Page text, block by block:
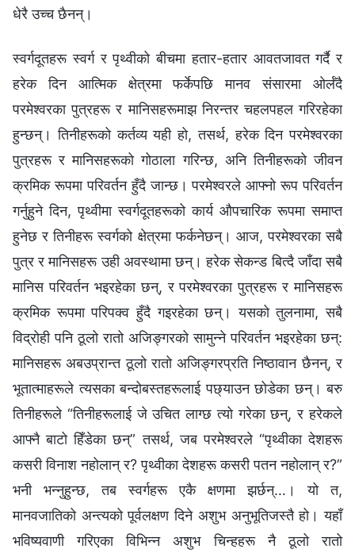
धेरै उच्‍च छैनन्।
स्वर्गदूतहरू स्वर्ग र पृथ्वीको बीचमा हतार-हतार आवतजावत गर्दै र
हरेक दिन आत्मिक क्षेत्रमा फर्केपछि मानव संसारमा ओर्लँदै
परमेश्‍वरका पुत्रहरू र मानिसहरूमाझ निरन्तर चहलपहल गरिरहेका
हुन्छन्। तिनीहरूको कर्तव्य यही हो, तसर्थ, हरेक दिन परमेश्‍वरका
पुत्रहरू र मानिसहरूको गोठाला गरिन्छ, अनि तिनीहरूको जीवन
क्रमिक रूपमा परिवर्तन हुँदै जान्छ। परमेश्‍वरले आफ्‍नो रूप परिवर्तन
गर्नुहुने दिन, पृथ्वीमा स्वर्गदूतहरूको कार्य औपचारिक रूपमा समाप्त
हुनेछ र तिनीहरू स्वर्गको क्षेत्रमा फर्कनेछन्। आज, परमेश्‍वरका सबै
पुत्र र मानिसहरू उही अवस्थामा छन्। हरेक सेकन्ड बित्दै जाँदा सबै
मानिस परिवर्तन भइरहेका छन्, र परमेश्‍वरका पुत्रहरू र मानिसहरू
क्रमिक रूपमा परिपक्‍व हुँदै गइरहेका छन्। यसको तुलनामा, सबै
विद्रोही पनि ठूलो रातो अजिङ्गरको सामुन्ने परिवर्तन भइरहेका छन्:
मानिसहरू अबउप्रान्त ठूलो रातो अजिङ्गरप्रति निष्ठावान छैनन्, र
भूतात्माहरूले त्यसका बन्दोबस्तहरूलाई पछ्याउन छोडेका छन्। बरु
तिनीहरूले “तिनीहरूलाई जे उचित लाग्छ त्यो गरेका छन्, र हरेकले
आफ्नै बाटो हिँडेका छन्” तसर्थ, जब परमेश्‍वरले “पृथ्वीका देशहरू
कसरी विनाश नहोलान् र? पृथ्वीका देशहरू कसरी पतन नहोलान् र?”
भनी भन्‍नुहुन्छ, तब स्वर्गहरू एकै क्षणमा झर्छन्…। यो त,
मानवजातिको अन्त्यको पूर्वलक्षण दिने अशुभ अनुभूतिजस्तै हो। यहाँ
भविष्यवाणी गरिएका विभिन्‍न अशुभ चिन्‍हहरू नै ठूलो रातो